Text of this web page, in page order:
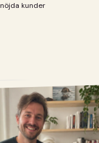
kunder